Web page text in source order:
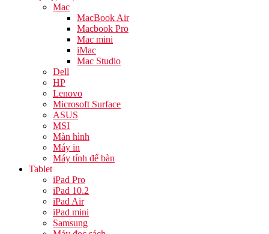
Mac
MacBook Air
Macbook Pro
Mac mini
iMac
Mac Studio
Dell
HP
Lenovo
Microsoft Surface
ASUS
MSI
Màn hình
Máy in
Máy tính để bàn
Tablet
iPad Pro
iPad 10.2
iPad Air
iPad mini
Samsung